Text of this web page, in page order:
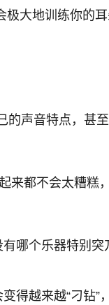
极大地训练你的
的声音特点，甚
来都不会太糟糕
哪个乐器特别突
得越来越“刁钻”